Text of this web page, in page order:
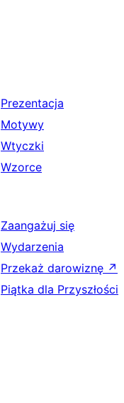
Prezentacja
Motywy
Wtyczki
Wzorce
Zaangażuj się
Wydarzenia
Przekaż darowiznę ↗
Piątka dla Przyszłości